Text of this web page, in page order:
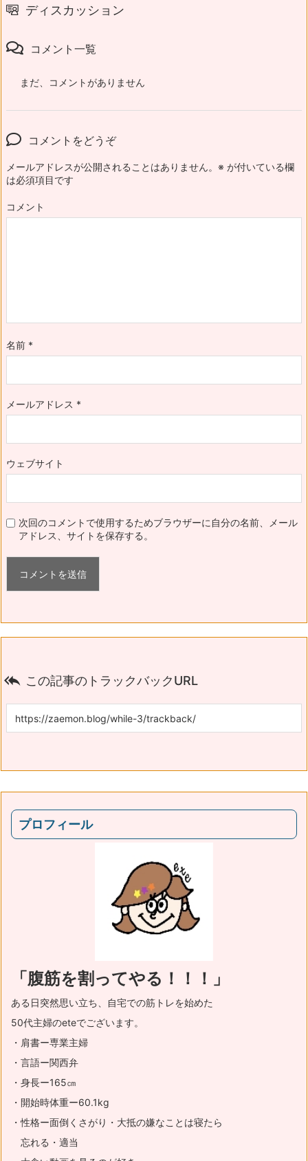
ディスカッション
コメント一覧
まだ、コメントがありません
コメントをどうぞ
メールアドレスが公開されることはありません。 ※ が付いている欄
は必須項目です
コメント
名前 *
メールアドレス *
ウェブサイト
次回のコメントで使用するためブラウザーに自分の名前、メール
アドレス、サイトを保存する。
 この記事のトラックバックURL
プロフィール
「腹筋を割ってやる！！！」
ある日突然思い立ち、自宅での筋トレを始めた
50代主婦のeteでございます。
・肩書ー専業主婦
・言語ー関西弁
・身長ー165㎝
・開始時体重ー60.1kg
・性格ー面倒くさがり・大抵の嫌なことは寝たら
忘れる・適当